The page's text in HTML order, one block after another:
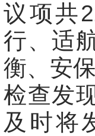
议项共
行、适
衡、安
检查发
及时将